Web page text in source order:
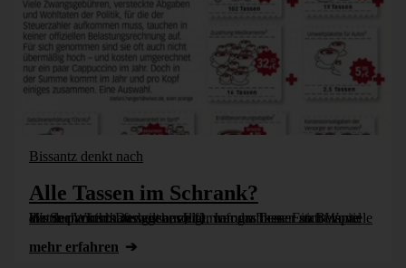
Bissantz denkt nach
Alle Tassen im Schrank?
Hat man nichts zu sagen, sollte man das besser nicht in viele Worte packen. Das gilt auch für Infografiken. Ein Beispiel aus der Wirtschaftswoche zeigt, warum Tassen statt Worte die Sache nicht verbessern [...]
mehr erfahren